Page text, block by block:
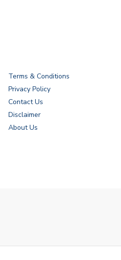
Terms & Conditions
Privacy Policy
Contact Us
Disclaimer
About Us